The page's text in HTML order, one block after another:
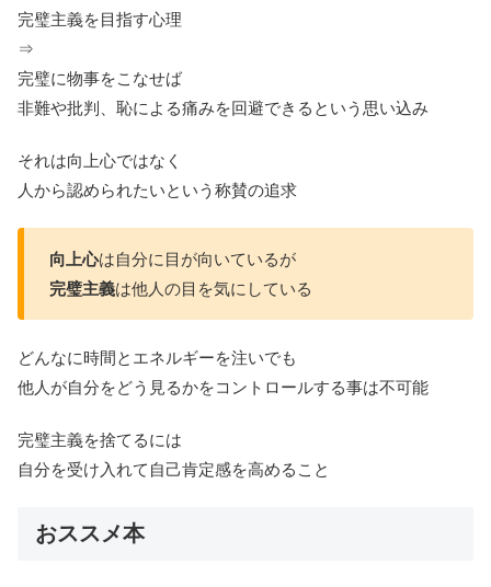
完璧主義を目指す心理
⇒
完璧に物事をこなせば
非難や批判、恥による痛みを回避できるという思い込み
それは向上心ではなく
人から認められたいという称賛の追求
向上心は自分に目が向いているが
完璧主義は他人の目を気にしている
どんなに時間とエネルギーを注いでも
他人が自分をどう見るかをコントロールする事は不可能
完璧主義を捨てるには
自分を受け入れて自己肯定感を高めること
おススメ本